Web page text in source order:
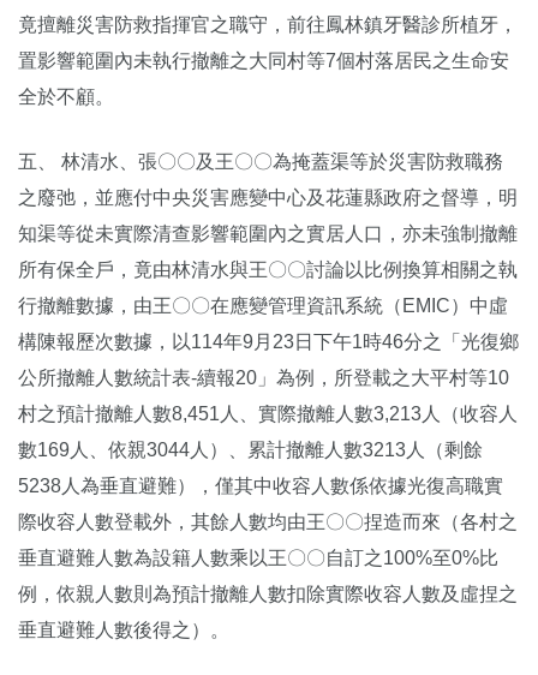
竟擅離災害防救指揮官之職守，前往鳳林鎮牙醫診所植牙，
置影響範圍內未執行撤離之大同村等7個村落居民之生命安
全於不顧。
五、 林清水、張〇〇及王〇〇為掩蓋渠等於災害防救職務
之廢弛，並應付中央災害應變中心及花蓮縣政府之督導，明
知渠等從未實際清查影響範圍內之實居人口，亦未強制撤離
所有保全戶，竟由林清水與王〇〇討論以比例換算相關之執
行撤離數據，由王〇〇在應變管理資訊系統（EMIC）中虛
構陳報歷次數據，以114年9月23日下午1時46分之「光復鄉
公所撤離人數統計表-續報20」為例，所登載之大平村等10
村之預計撤離人數8,451人、實際撤離人數3,213人（收容人
數169人、依親3044人）、累計撤離人數3213人（剩餘
5238人為垂直避難），僅其中收容人數係依據光復高職實
際收容人數登載外，其餘人數均由王〇〇捏造而來（各村之
垂直避難人數為設籍人數乘以王〇〇自訂之100%至0%比
例，依親人數則為預計撤離人數扣除實際收容人數及虛捏之
垂直避難人數後得之）。